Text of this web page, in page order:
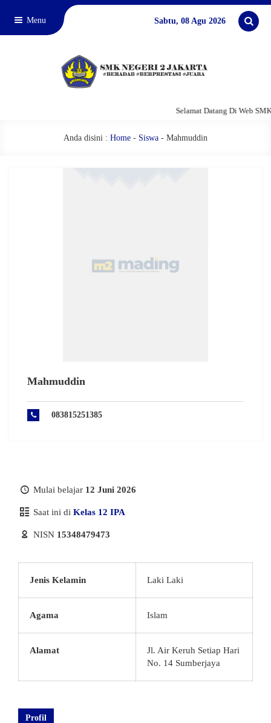
Menu Sabtu, 08 Agu 2026
Selamat Datang Di Web
Anda disini : Home - Siswa - Mahmuddin
Mahmuddin
083815251385
Mulai belajar 12 Juni 2026
Saat ini di Kelas 12 IPA
NISN 15348479473
Jenis Kelamin Laki Laki
Agama Islam
Alamat
Jl. Air Keruh Setiap Hari
No. 14 Sumberjaya
Profil